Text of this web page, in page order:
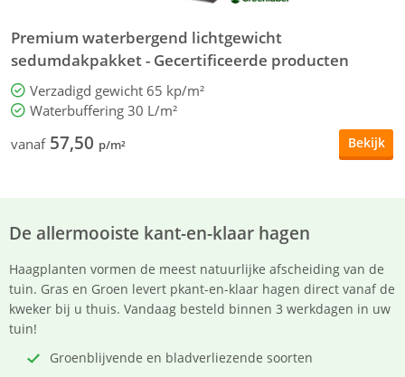
Premium waterbergend lichtgewicht
sedumdakpakket - Gecertificeerde producten
Verzadigd gewicht 65 kp/m²
Waterbuffering 30 L/m²
vanaf 57,50 p/m² Bekijk
De allermooiste kant-en-klaar hagen
Haagplanten vormen de meest natuurlijke afscheiding van de
tuin. Gras en Groen levert pkant-en-klaar hagen direct vanaf de
kweker bij u thuis. Vandaag besteld binnen 3 werkdagen in uw
tuin!
Groenblijvende en bladverliezende soorten